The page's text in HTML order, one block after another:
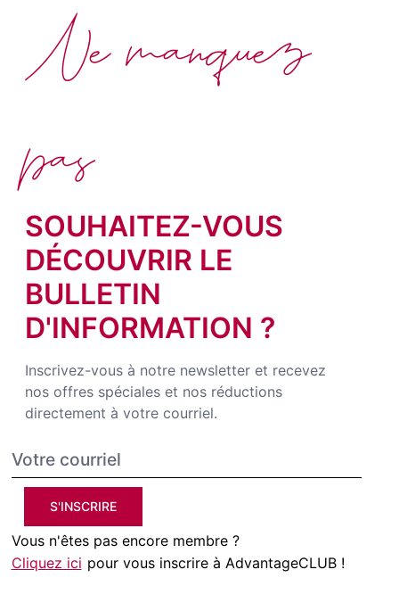
SOUHAITEZ-VOUS
DÉCOUVRIR LE
BULLETIN
D'INFORMATION ?
Inscrivez-vous à notre newsletter et recevez
nos offres spéciales et nos réductions
directement à votre courriel.
S'INSCRIRE
Vous n'êtes pas encore membre ?
Cliquez ici pour vous inscrire à AdvantageCLUB !
Ne manquez
pas